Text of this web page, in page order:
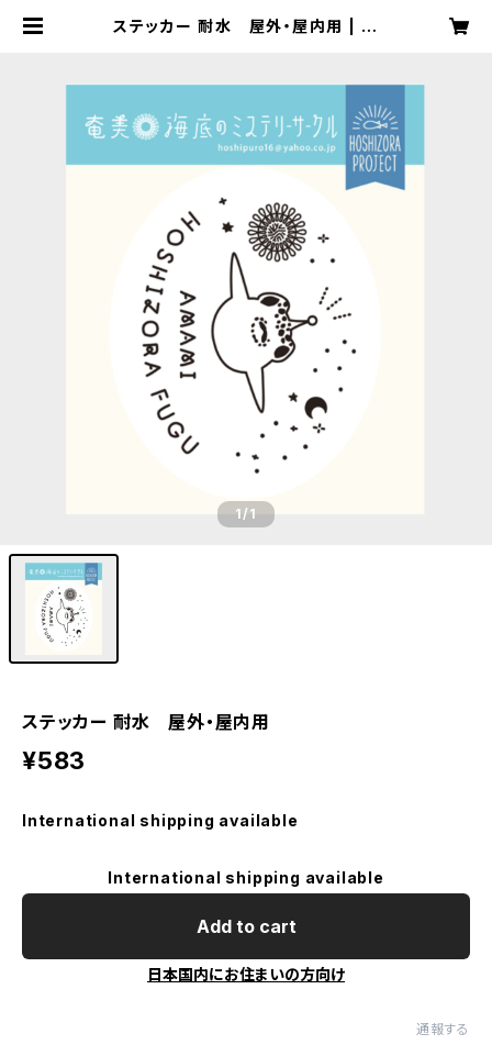
ステッカー 耐水 屋外・屋内用 | 星
1/1
ステッカー 耐水 屋外・屋内用
¥583
International shipping available
International shipping available
Add to cart
日本国内にお住まいの方向け
通報する